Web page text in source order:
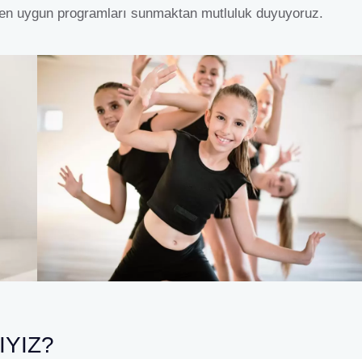
uygun programları sunmaktan mutluluk duyuyoruz.